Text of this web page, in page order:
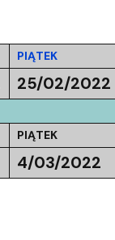
PIĄTEK
25/02/2022
PIĄTEK
4/03/2022